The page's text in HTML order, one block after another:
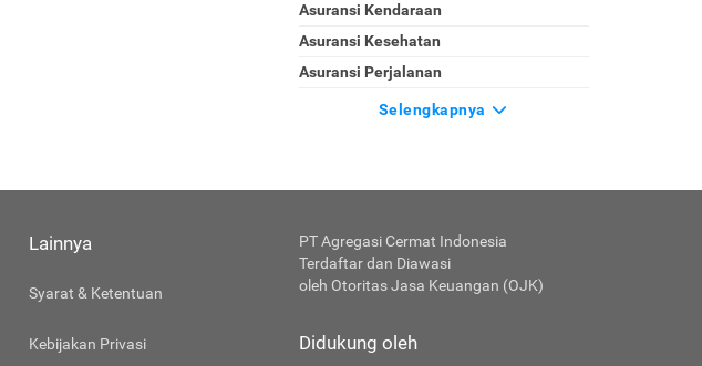
Asuransi Kendaraan
Asuransi Kesehatan
Asuransi Perjalanan
Selengkapnya
Lainnya
Syarat & Ketentuan
Kebijakan Privasi
PT Agregasi Cermat Indonesia
Terdaftar dan Diawasi
oleh Otoritas Jasa Keuangan (OJK)
Didukung oleh